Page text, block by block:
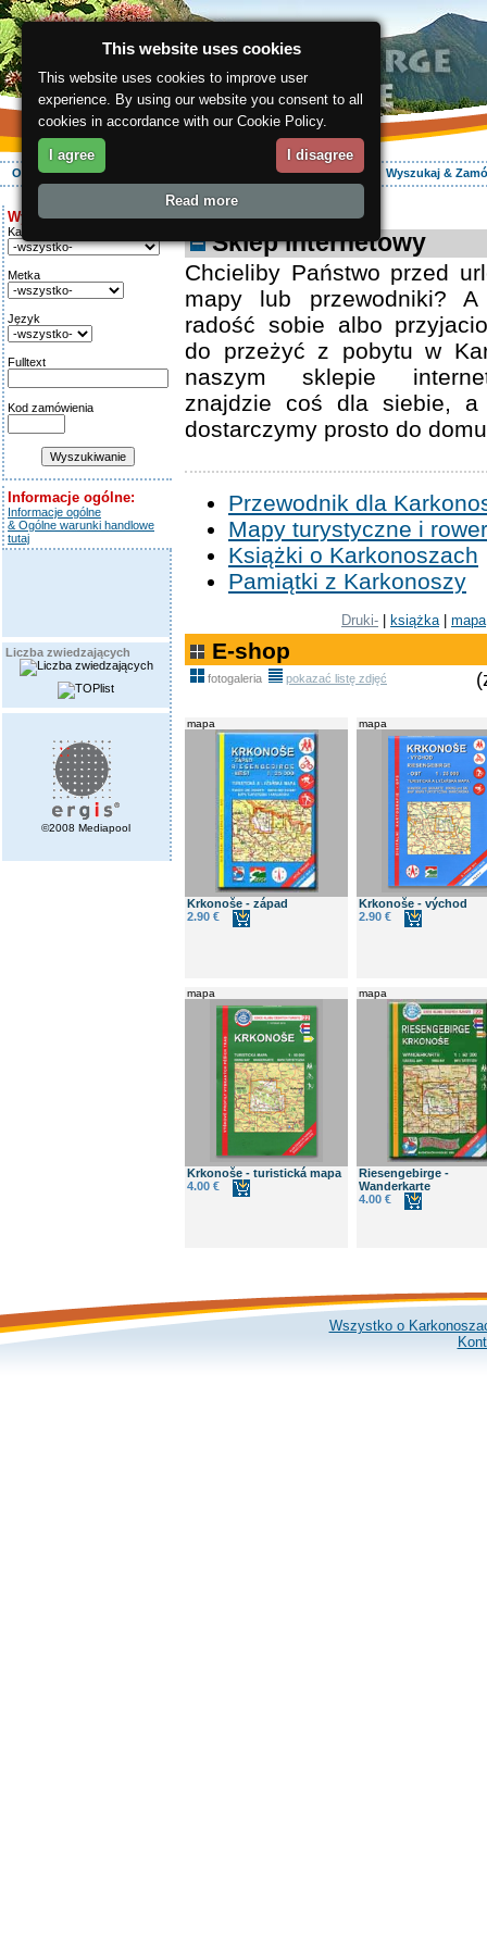
O regionie Aktywnie Zakwaterowanie Wyszukaj &
Wyszukiwanie:
Kategoria
Metka
Język
Fulltext
Kod zamówienia
Informacje ogólne:
Informacje ogólne
& Ogólne warunki handlowe
tutaj
Liczba zwiedzających
©2008 Mediapool
ergis.cz
Sklep internetowy
Chcieliby Państwo przed
mapy lub przewodniki?
radość sobie albo
do przeżyć z pobytu w
naszym sklepie
znajdzie coś dla siebie, a
dostarczymy prosto do
Przewodnik dla
Mapy turystyczne i
Książki o Karkonoszach
Pamiątki z Karkonoszy
Druki- książka| mapa
E-shop
fotogaleria pokazać listę zdjęć
mapa
Krkonoše - západ
2.90 €
mapa
Krkonoše - východ
2.90 €
mapa
Krkonoše - turistická mapa
4.00 €
mapa
Riesengebirge -
Wanderkarte
4.00 €
Wszystko o
This website uses cookies
This website uses cookies to improve user
experience. By using our website you consent to all
cookies in accordance with our Cookie Policy.
I agree I disagree
Read more